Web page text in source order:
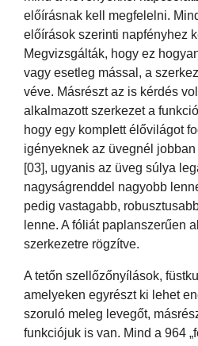
előírásnak kell megfelelni.
előírások szerinti napfényhez
Megvizsgálták, hogy ez
vagy esetleg mással, a
véve. Másrészt az is kérdés
alkalmazott szerkezet a
hogy egy komplett élővilágot
igényeknek az üvegnél
[03], ugyanis az üveg súlya
nagyságrenddel nagyobb
pedig vastagabb,
lenne. A fóliát paplanszerűen
szerkezetre rögzítve.
A tetőn szellőzőnyílások,
amelyeken egyrészt ki lehet
szoruló meleg levegőt,
funkciójuk is van. Mind a 964